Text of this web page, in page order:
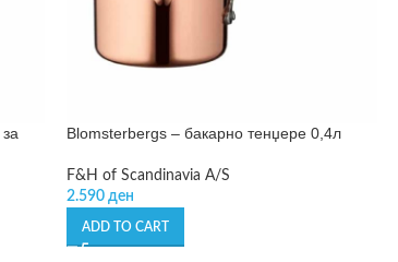
Blomsterbergs – бакарно тенџере 0,4л
F&H of Scandinavia A/S
2.590 ден
ADD TO CART